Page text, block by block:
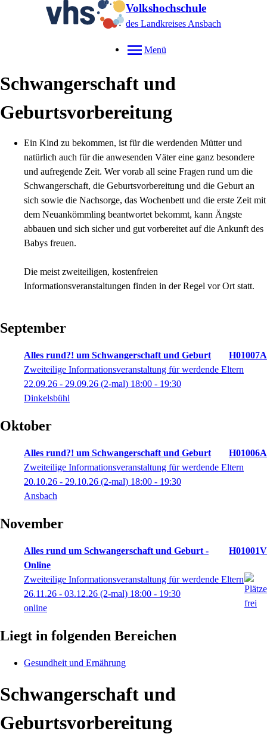
Volkshochschule
des Landkreises Ansbach
Menü
Schwangerschaft und
Geburtsvorbereitung
Ein Kind zu bekommen, ist für die werdenden Mütter und
natürlich auch für die anwesenden Väter eine ganz besondere
und aufregende Zeit. Wer vorab all seine Fragen rund um die
Schwangerschaft, die Geburtsvorbereitung und die Geburt an
sich sowie die Nachsorge, das Wochenbett und die erste Zeit mit
dem Neuankömmling beantwortet bekommt, kann Ängste
abbauen und sich sicher und gut vorbereitet auf die Ankunft des
Babys freuen.
Die meist zweiteiligen, kostenfreien
Informationsveranstaltungen finden in der Regel vor Ort statt.
September
Alles rund?! um Schwangerschaft und Geburt
H01007A
Zweiteilige Informationsveranstaltung für werdende Eltern
22.09.26 - 29.09.26 (2-mal) 18:00 - 19:30
Dinkelsbühl
Oktober
Alles rund?! um Schwangerschaft und Geburt
H01006A
Zweiteilige Informationsveranstaltung für werdende Eltern
20.10.26 - 29.10.26 (2-mal) 18:00 - 19:30
Ansbach
November
Alles rund um Schwangerschaft und Geburt -
Online
H01001V
Zweiteilige Informationsveranstaltung für werdende Eltern
26.11.26 - 03.12.26 (2-mal) 18:00 - 19:30
online
Liegt in folgenden Bereichen
Gesundheit und Ernährung
Schwangerschaft und
Geburtsvorbereitung